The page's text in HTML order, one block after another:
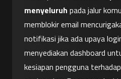
menyeluruh pada jalur
memblokir email
notifikasi jika ada upaya
menyediakan dashboard
kesiapan pengguna